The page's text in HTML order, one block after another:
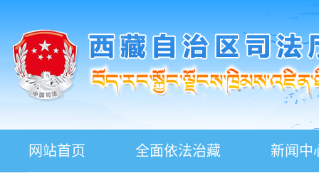
网站首页 全面依法治藏 新闻中